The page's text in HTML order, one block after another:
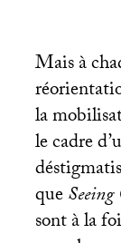
Mais à
la
le cadre
que
sont à la